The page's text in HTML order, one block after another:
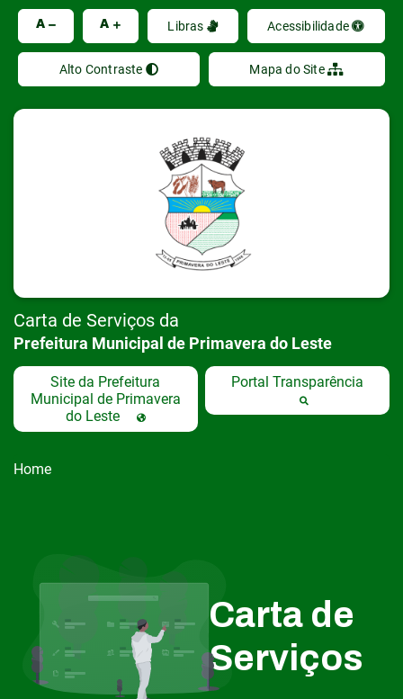
A A Libras Acessibilidade
Alto Contraste Mapa do Site
Carta de Serviços da
Prefeitura Municipal de Primavera do Leste
Site da Prefeitura
Municipal de Primavera
do Leste
Portal Transparência
Home
Carta de
Serviços